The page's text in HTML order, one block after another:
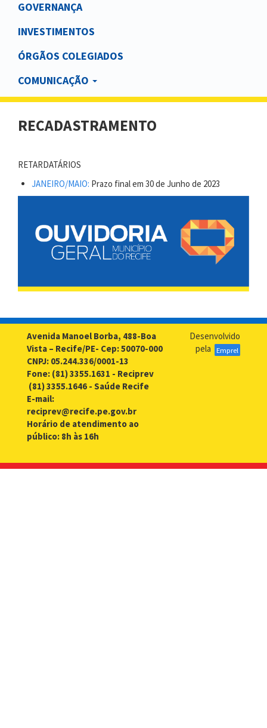
GOVERNANÇA
INVESTIMENTOS
ÓRGÃOS COLEGIADOS
COMUNICAÇÃO
RECADASTRAMENTO
RETARDATÁRIOS
JANEIRO/MAIO: Prazo final em 30 de Junho de 2023
Avenida Manoel Borba, 488-Boa
Vista – Recife/PE- Cep: 50070-000
CNPJ: 05.244.336/0001-13
Fone: (81) 3355.1631 - Reciprev
(81) 3355.1646 - Saúde Recife
E-mail:
reciprev@recife.pe.gov.br
Horário de atendimento ao
público: 8h às 16h
Desenvolvido
pela
Emprel